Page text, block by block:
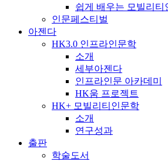
쉽게 배우는 모빌리티
인문페스티벌
아젠다
HK3.0 인프라인문학
소개
세부아젠다
인프라인문 아카데미
HK움 프로젝트
HK+ 모빌리티인문학
소개
연구성과
출판
학술도서